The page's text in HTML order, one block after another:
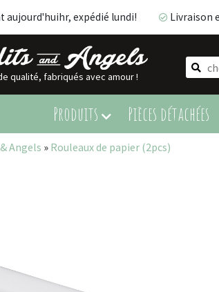
aujourd'huihr, expédié lundi! Livraison
qualité, fabriqués avec amour !
Produits Pièces détachées
aujourd'huihr, expédié lundi!
Angels » Rouleaux de papier (2pcs)